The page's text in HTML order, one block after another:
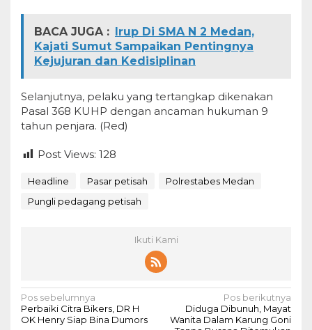
BACA JUGA : Irup Di SMA N 2 Medan,
Kajati Sumut Sampaikan Pentingnya
Kejujuran dan Kedisiplinan
Selanjutnya, pelaku yang tertangkap dikenakan
Pasal 368 KUHP dengan ancaman hukuman 9
tahun penjara. (Red)
Post Views: 128
Headline Pasar petisah
Polrestabes Medan
Pungli pedagang petisah
Ikuti Kami
N
a
Pos sebelumnya
Perbaiki Citra Bikers, DR H
OK Henry Siap Bina Dumors
Pos berikutnya
Diduga Dibunuh, Mayat
Wanita Dalam Karung Goni